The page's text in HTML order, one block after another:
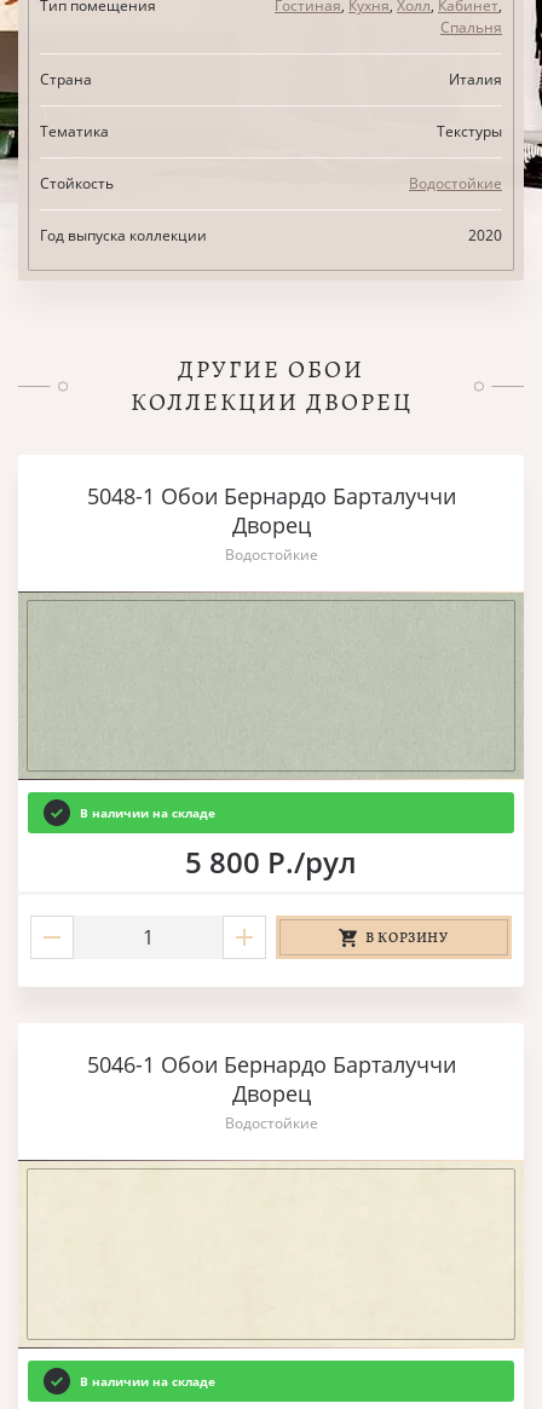
Тип помещения Гостиная, Кухня, Холл, Кабинет,
Спальня
Страна Италия
Тематика Текстуры
Стойкость Водостойкие
Год выпуска коллекции 2020
ДРУГИЕ ОБОИ
КОЛЛЕКЦИИ ДВОРЕЦ
5048-1 Обои Бернардо Барталуччи
Дворец
Водостойкие
В наличии на складе
5 800 Р./рул
В КОРЗИНУ
5046-1 Обои Бернардо Барталуччи
Дворец
Водостойкие
В наличии на складе